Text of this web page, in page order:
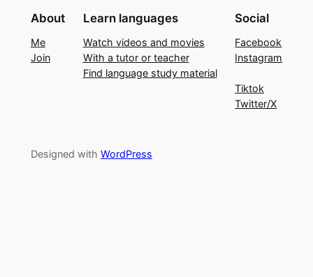
About
Me
Join
Learn languages
Watch videos and movies
With a tutor or teacher
Find language study material
Social
Facebook
Instagram
Tiktok
Twitter/X
Designed with WordPress